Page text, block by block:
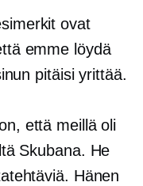
ovat
emme löydä
pitäisi yrittää.
että meillä oli
Skubana. He
Hänen